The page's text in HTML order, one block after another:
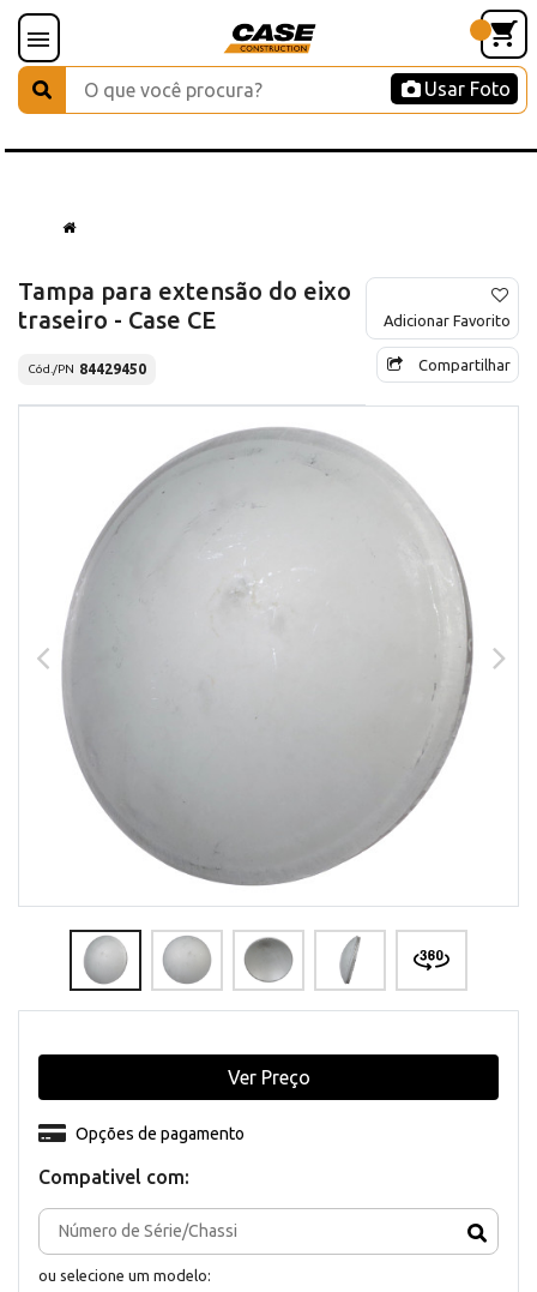
Usar Foto
Tampa para extensão do eixo
traseiro - Case CE
Cód./PN 84429450
Adicionar Favorito
Compartilhar
Compativel com:
ou selecione um modelo:
Opções de pagamento
Ver Preço